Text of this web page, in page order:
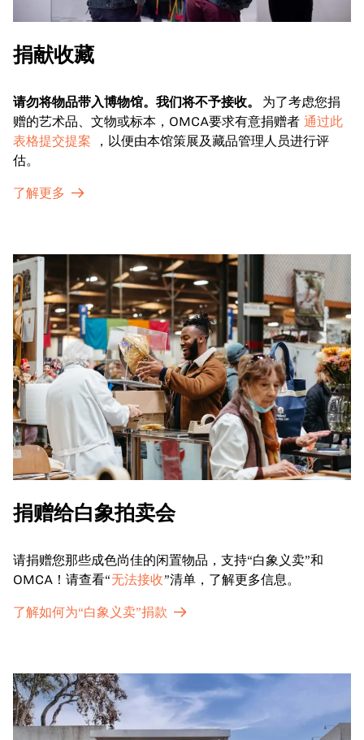
捐献收藏
请勿将物品带入博物馆。我们将不予接收。 为了考虑您捐
赠的艺术品、文物或标本，OMCA要求有意捐赠者 通过此
表格提交提案
，以便由本馆策展及藏品管理人员进行评
估。
了解更多
捐赠给白象拍卖会
请捐赠您那些成色尚佳的闲置物品，支持“白象义卖”和
OMCA！请查看“无法接收”清单，了解更多信息。
了解如何为“白象义卖”捐款